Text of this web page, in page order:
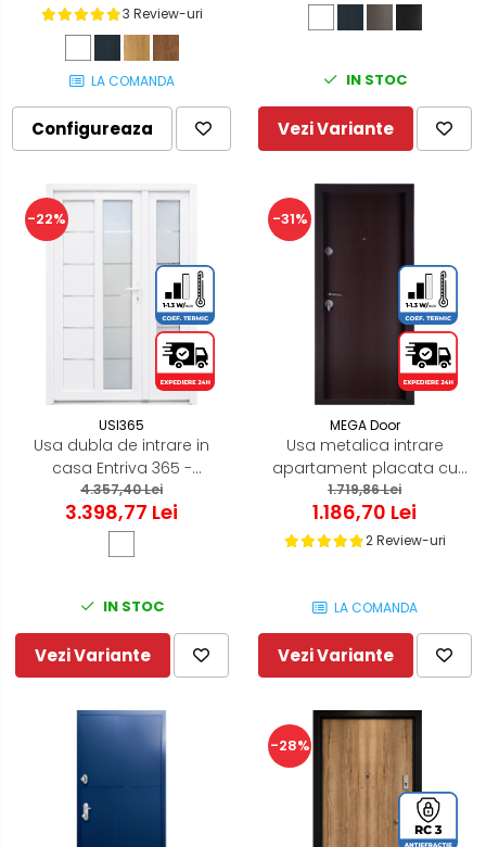
3 Review-uri
LA COMANDA
Configureaza
IN STOC
Vezi Variante
-22%
USI365
Usa dubla de intrare in
casa Entriva 365 -
termoizolanta pentru
exterior - ALB
4.357,40 Lei
3.398,77 Lei
IN STOC
Vezi Variante
-31%
MEGA Door
Usa metalica intrare
apartament placata cu
MDF Wenge - Mega EKO P+
9000
1.719,86 Lei
1.186,70 Lei
2 Review-uri
LA COMANDA
Vezi Variante
-28%